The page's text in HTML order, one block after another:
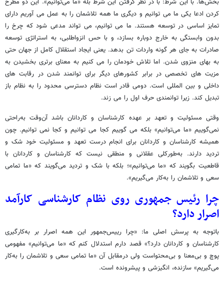
کردن ادعا یکی ما می توانیم و دیگری ما همه تلاشمان را به عمل می آوریم دارای
تمایز اساسی در توسعه هستند. ما می توانیم، می تواند مدعی شود که چرخ را
بدون وابستگی به خارج دوباره بسازد، و با حس انزواطلبی، به استراتژی توسعه
صادرات به جای هر گونه واردات تن بدهد. یعنی ایجاد استقلال کامل از جهان حتی
به بهای منزوی شدن. اما تلاش خودمان را می کنیم به معنای برتری بخشیدن به
مزیت های تخصصی در برابر کشورهای دیگر برای توانمند شدن در رقابت های
داخلی و بین المللی است. دومی قادر است نظام دسترسی محدود را به نظام باز
تبدیل کند. زیرا توانمندی حرف اول را می زند.
وقتی مسئولیت و تعهد بر عهده کارشناسان و کاردانان باشد آن‌وقت به‌راحتی
نمی‌گوییم «ما می‌توانیم» بلکه می گوییم کجا می توانیم و کجا نمی توانیم. چون
همیشه کارشناسان و کاردانان برای انجام درست تعهد و مسئولیت خود شک و
تردید دارند. به‌طورکلی عقلانی و منطقی نیست که کارشناسان و کاردانان با
قاطعیت بگویند که «ما می‌توانیم»؛ بلکه با شک و تردید می‌گویند که «ما تمامی
سعی و تلاشمان را به‌کار می‌گیریم».
چرا رئیس جمهوری روی نظام کارشناسی کارآمد
اصرار دارد؟
باتوجه به پرسش اصلی ما: «چرا رییس‌جمهور این همه اصرار بر به‌کارگیری
کارشناسان و کاردانان دارد؟» قصد دارم استدلال کنم که «ما می‌توانیم» مفهومی
پوچ و بی‌معنا و بی‌محتواست ولی درمقابل آن «ما تمامی سعی و تلاشمان را به‌کار
می‌گیریم» سازنده، انگیزشی و پیشرونده است.